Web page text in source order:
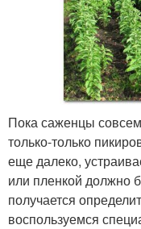
Пока саженцы
только-только
еще далеко,
или пленкой должно
получается
воспользуемся